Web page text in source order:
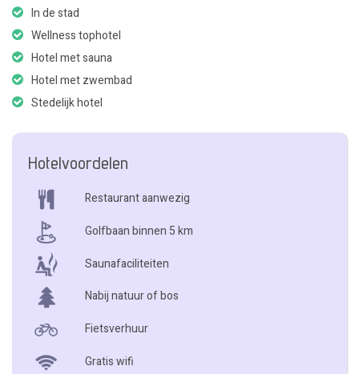
In de stad
Wellness tophotel
Hotel met sauna
Hotel met zwembad
Stedelijk hotel
Hotelvoordelen
Restaurant aanwezig
Golfbaan binnen 5 km
Saunafaciliteiten
Nabij natuur of bos
Fietsverhuur
Gratis wifi